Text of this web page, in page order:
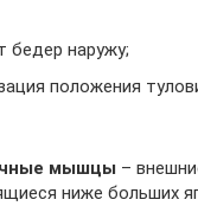
бедер наружу;
положения
мышцы –
ниже больших